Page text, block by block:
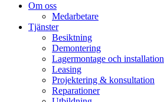
Om oss
Medarbetare
Tjänster
Besiktning
Demontering
Lagermontage och installation
Leasing
Projektering & konsultation
Reparationer